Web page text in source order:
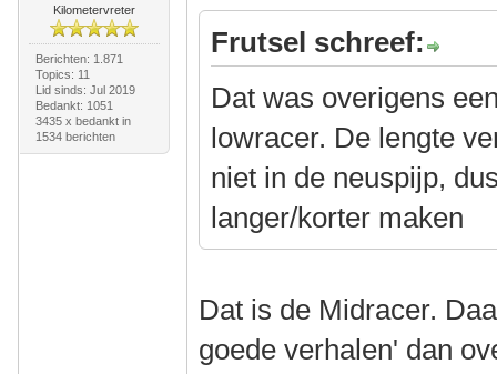
Kilometervreter
Berichten: 1.871
Topics: 11
Lid sinds: Jul 2019
Bedankt: 1051
3435 x bedankt in
1534 berichten
Frutsel schreef:
Dat was overigens
lowracer. De lengte
niet in de neuspijp,
langer/korter maken
Dat is de Midracer.
goede verhalen' dan